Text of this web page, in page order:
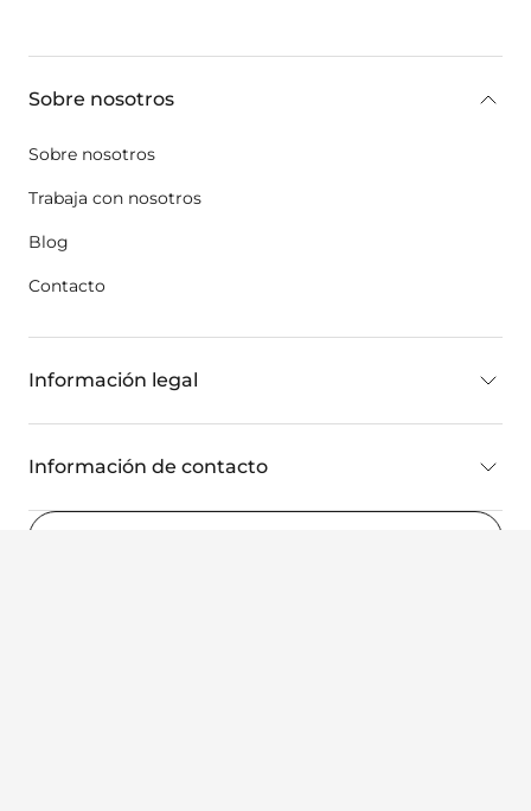
Sobre nosotros
Sobre nosotros
Trabaja con nosotros
Blog
Contacto
Información legal
Información de contacto